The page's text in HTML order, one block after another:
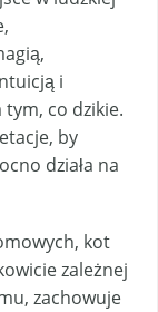
i
co dzikie.
by
działa na
kot
zależnej
zachowuje